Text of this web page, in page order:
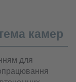
камер
для